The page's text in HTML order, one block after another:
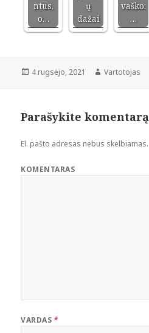
ntus,
o…
ų
dažai
vaško:
…
Paskelbta
4 rugsėjo, 2021 Autorius
Vartotojas
Parašykite komentarą
El. pašto adresas nebus skelbiamas.
KOMENTARAS
VARDAS *